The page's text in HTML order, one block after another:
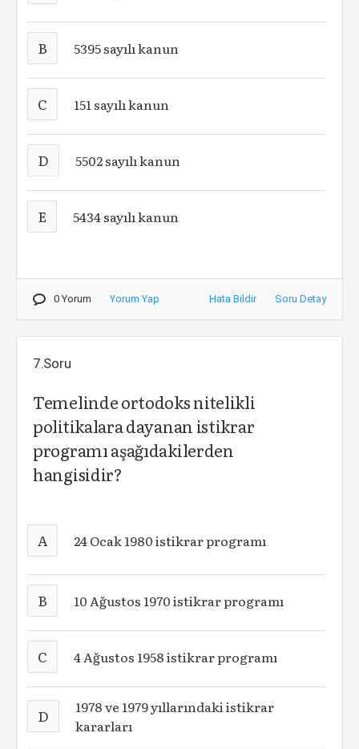
B 5395 sayılı kanun
C 151 sayılı kanun
D 5502 sayılı kanun
E 5434 sayılı kanun
0 Yorum Yorum Yap Hata Bildir Soru Detay
7.Soru
Temelinde ortodoks nitelikli
politikalara dayanan istikrar
programı aşağıdakilerden
hangisidir?
A 24 Ocak 1980 istikrar programı
B 10 Ağustos 1970 istikrar programı
C 4 Ağustos 1958 istikrar programı
D
1978 ve 1979 yıllarındaki istikrar
kararları